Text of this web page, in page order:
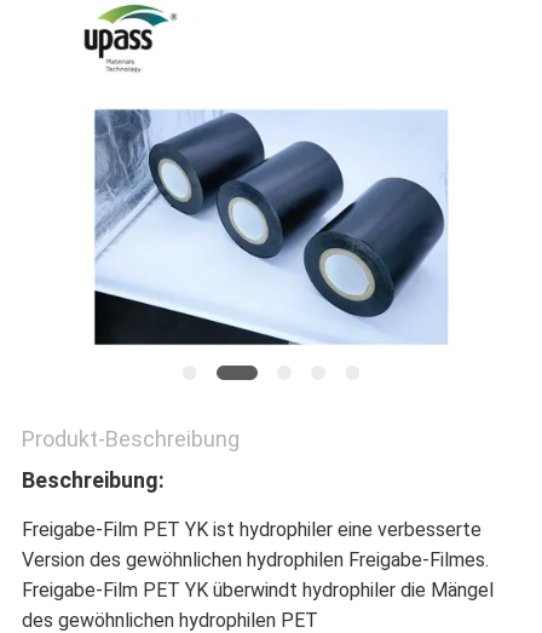
RECHTSSACHEN
SITEMAP
DATENSCHUTZ-
BESTIMMUNGEN
Produkt-Beschreibung
Beschreibung:
Freigabe-Film PET YK ist hydrophiler eine verbesserte
Version des gewöhnlichen hydrophilen Freigabe-Filmes.
Freigabe-Film PET YK überwindt hydrophiler die Mängel
des gewöhnlichen hydrophilen PET